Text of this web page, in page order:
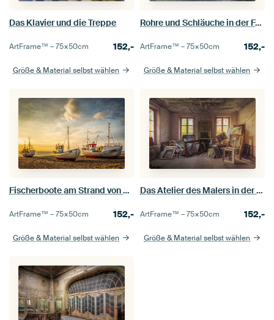
Das Klavier und die Treppe
ArtFrame™ –75×50cm 152,-
Größe & Material selbst wählen
Rohre und Schläuche in der Fabrik
ArtFrame™ –75×50cm 152,-
Größe & Material selbst wählen
Fischerboote am Strand von Løkken, Dänemark
ArtFrame™ –75×50cm 152,-
Größe & Material selbst wählen
Das Atelier des Malers in der Abendsonne
ArtFrame™ –75×50cm 152,-
Größe & Material selbst wählen